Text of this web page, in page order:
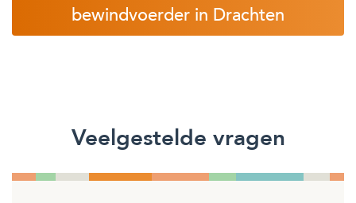
bewindvoerder in Drachten
Veelgestelde vragen